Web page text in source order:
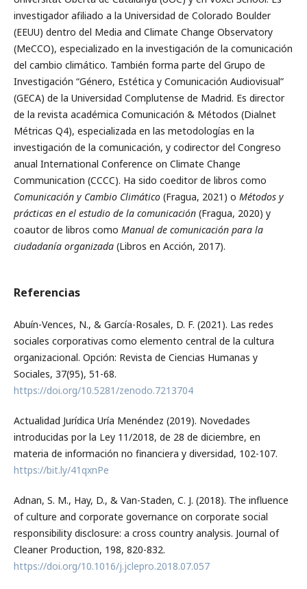
investigador afiliado a la Universidad de Colorado Boulder
(EEUU) dentro del Media and Climate Change Observatory
(MeCCO), especializado en la investigación de la comunicación
del cambio climático. También forma parte del Grupo de
Investigación “Género, Estética y Comunicación Audiovisual”
(GECA) de la Universidad Complutense de Madrid. Es director
de la revista académica Comunicación & Métodos (Dialnet
Métricas Q4), especializada en las metodologías en la
investigación de la comunicación, y codirector del Congreso
anual International Conference on Climate Change
Communication (CCCC). Ha sido coeditor de libros como
Comunicación y Cambio Climático(Fragua, 2021) o Métodos y
prácticas en el estudio de la comunicación(Fragua, 2020) y
coautor de libros como Manual de comunicación para la
ciudadanía organizada(Libros en Acción, 2017).
Referencias
Abuín-Vences, N., & García-Rosales, D. F. (2021). Las redes
sociales corporativas como elemento central de la cultura
organizacional. Opción: Revista de Ciencias Humanas y
Sociales, 37(95), 51-68.
https://doi.org/10.5281/zenodo.7213704
Actualidad Jurídica Uría Menéndez (2019). Novedades
introducidas por la Ley 11/2018, de 28 de diciembre, en
materia de información no financiera y diversidad, 102-107.
https://bit.ly/41qxnPe
Adnan, S. M., Hay, D., & Van-Staden, C. J. (2018). The influence
of culture and corporate governance on corporate social
responsibility disclosure: a cross country analysis. Journal of
Cleaner Production, 198, 820-832.
https://doi.org/10.1016/j.jclepro.2018.07.057